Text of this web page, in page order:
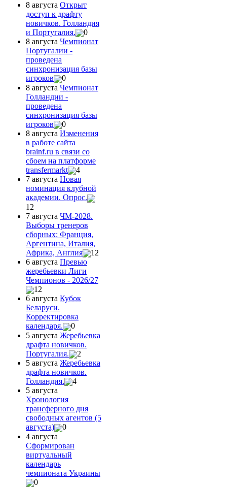
8 августа Открыт
доступ к драфту
новичков. Голландия
и Португалия.
0
8 августа Чемпионат
Португалии -
проведена
синхронизация базы
игроков
0
8 августа Чемпионат
Голландии -
проведена
синхронизация базы
игроков
0
8 августа Изменения
в работе сайта
brainf.ru в связи со
сбоем на платформе
transfermarkt
4
7 августа Новая
номинация клубной
академии. Опрос.
12
7 августа ЧМ-2028.
Выборы тренеров
сборных: Франция,
Аргентина, Италия,
Африка, Англия
12
6 августа Превью
жеребьевки Лиги
Чемпионов - 2026/27
12
6 августа Кубок
Беларуси.
Корректировка
календаря.
0
5 августа Жеребьевка
драфта новичков.
Португалия.
2
5 августа Жеребьевка
драфта новичков.
Голландия.
4
5 августа
Хронология
трансферного дня
свободных агентов (5
августа)
0
4 августа
Сформирован
виртуальный
календарь
чемпионата Украины
0